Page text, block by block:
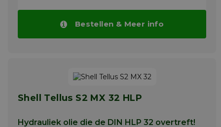
MX100 zijn:
+ Hydrauliek pers
werkdrukken
Bestellen & Meer info
Shell Tellus S2 MX 32 HLP
Hydrauliek olie die de DIN HLP 32 overtreft!